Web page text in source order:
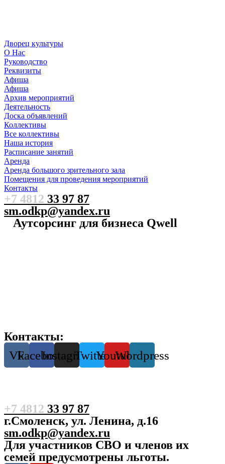
Дворец культуры
О Нас
Руководство
Реквизиты
Афиша
Афиша
Архив мероприятий
Деятельность
Доска объявлений
Коллективы
Все коллективы
Наша история
Расписание занятий
Аренда
Аренда большого зрительного зала
Помещения для проведения мероприятий
Контакты
+7 4812 33 97 87
sm.odkp@yandex.ru
Аутсорсинг для бизнеса Qwell
Контакты:
VkFacebookInstagramTwitterYoutube
Wordpress
+7 4812 33 97 87
г.Смоленск, ул. Ленина, д.16
sm.odkp@yandex.ru
Для участников СВО и членов их
семей предусмотрены льготы.